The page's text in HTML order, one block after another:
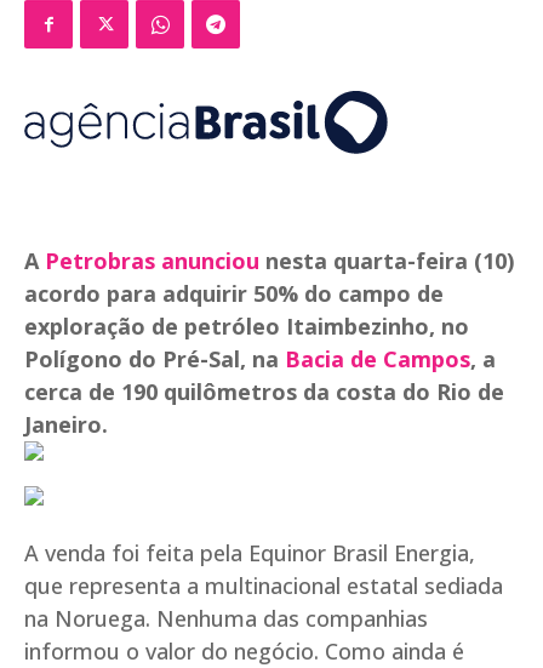
A Petrobras anunciou nesta quarta-feira (10)
acordo para adquirir 50% do campo de
exploração de petróleo Itaimbezinho, no
Polígono do Pré-Sal, na Bacia de Campos, a
cerca de 190 quilômetros da costa do Rio de
Janeiro.
A venda foi feita pela Equinor Brasil Energia,
que representa a multinacional estatal sediada
na Noruega. Nenhuma das companhias
informou o valor do negócio. Como ainda é